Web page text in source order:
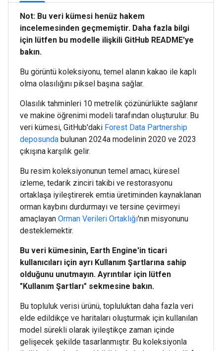
Not: Bu veri kümesi henüz hakem
incelemesinden geçmemiştir. Daha fazla bilgi
için lütfen bu modelle ilişkili GitHub README'ye
bakın.
Bu görüntü koleksiyonu, temel alanın kakao ile kaplı
olma olasılığını piksel başına sağlar.
Olasılık tahminleri 10 metrelik çözünürlükte sağlanır
ve makine öğrenimi modeli tarafından oluşturulur. Bu
veri kümesi, GitHub'daki Forest Data Partnership
deposunda bulunan 2024a modelinin 2020 ve 2023
çıkışına karşılık gelir.
Bu resim koleksiyonunun temel amacı, küresel
izleme, tedarik zinciri takibi ve restorasyonu
ortaklaşa iyileştirerek emtia üretiminden kaynaklanan
orman kaybını durdurmayı ve tersine çevirmeyi
amaçlayan Orman Verileri Ortaklığı'nın misyonunu
desteklemektir.
Bu veri kümesinin, Earth Engine'in ticari
kullanıcıları için ayrı Kullanım Şartlarına sahip
olduğunu unutmayın. Ayrıntılar için lütfen
"Kullanım Şartları" sekmesine bakın.
Bu topluluk verisi ürünü, topluluktan daha fazla veri
elde edildikçe ve haritaları oluşturmak için kullanılan
model sürekli olarak iyileştikçe zaman içinde
gelişecek şekilde tasarlanmıştır. Bu koleksiyonla